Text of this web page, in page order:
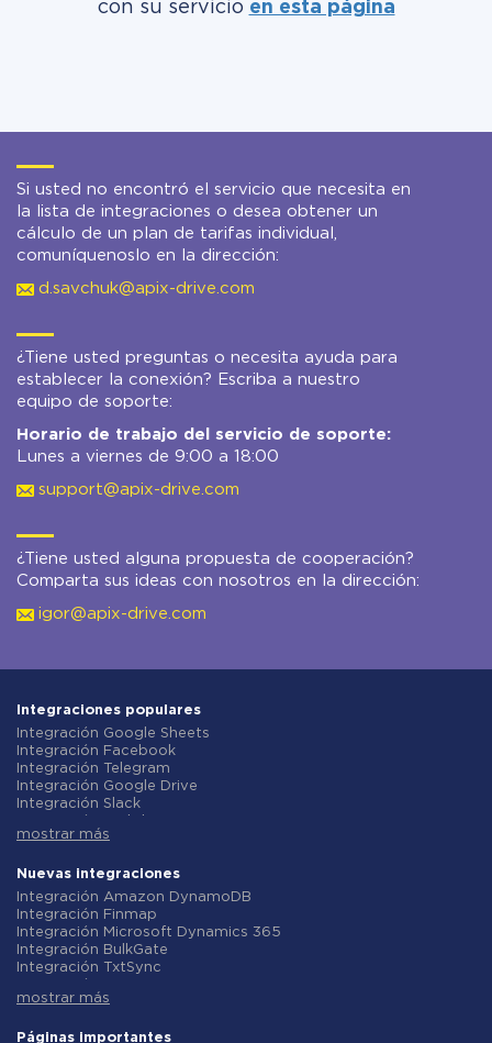
con su servicio en esta página
Si usted no encontró el servicio que necesita en
la lista de integraciones o desea obtener un
cálculo de un plan de tarifas individual,
comuníquenoslo en la dirección:
d.savchuk@apix-drive.com
¿Tiene usted preguntas o necesita ayuda para
establecer la conexión? Escriba a nuestro
equipo de soporte:
Horario de trabajo del servicio de soporte:
Lunes a viernes de 9:00 a 18:00
support@apix-drive.com
¿Tiene usted alguna propuesta de cooperación?
Comparta sus ideas con nosotros en la dirección:
igor@apix-drive.com
Integraciones populares
Integración Google Sheets
Integración Facebook
Integración Telegram
Integración Google Drive
Integración Slack
Integración Gmail
Integración ClickUp
Integración Airtable
Integración Google Contacts
Integración OpenAI (ChatGPT)
Integración Instagram
Integración ActiveCampaign
Integración Typeform
Integración Salesforce CRM
Integración Notion
mostrar más
Nuevas integraciones
Integración Amazon DynamoDB
Integración Finmap
Integración Microsoft Dynamics 365
Integración BulkGate
Integración TxtSync
Integración Corezoid
Integración Instasent
mostrar más
Páginas importantes